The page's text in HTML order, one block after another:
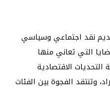
نقد اجتماعي وسياسي
التي تعاني منها
التحديات الاقتصادية
وتنتقد الفجوة بين الفئات